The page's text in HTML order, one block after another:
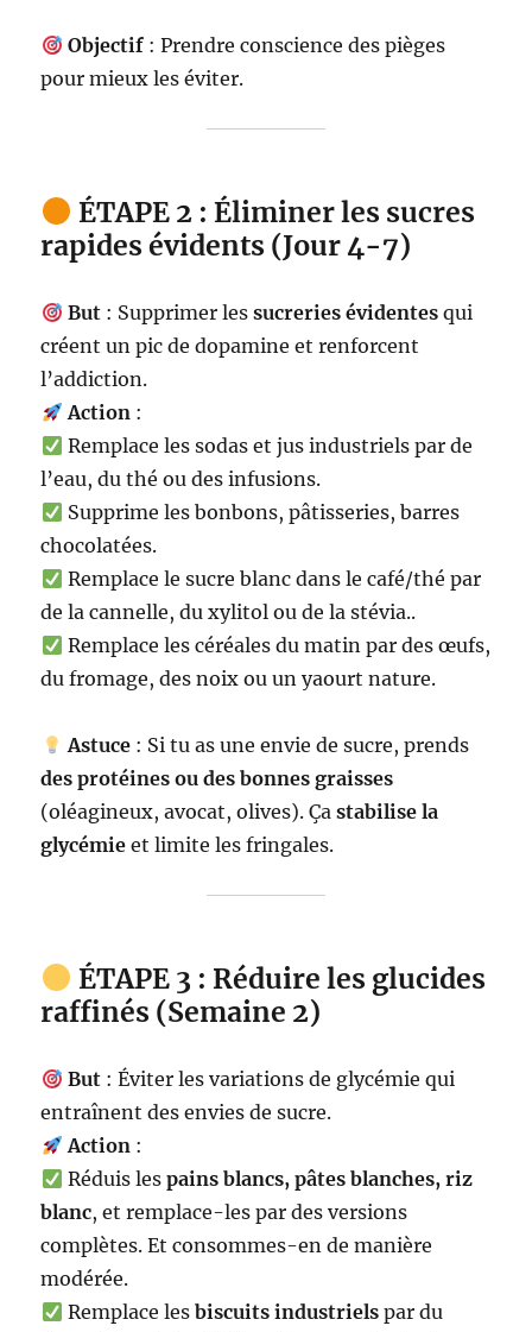
Objectif: Prendre conscience des pièges
pour mieux les éviter.
ÉTAPE 2 : Éliminer les sucres
rapides évidents (Jour 4-7)
But: Supprimer les sucreries évidentesqui
créent un pic de dopamine et renforcent
l’addiction.
Action:
Remplace les sodas et jus industriels par de
l’eau, du thé ou des infusions.
Supprime les bonbons, pâtisseries, barres
chocolatées.
Remplace le sucre blanc dans le café/thé par
de la cannelle, du xylitol ou de la stévia..
Remplace les céréales du matin par des œufs,
du fromage, des noix ou un yaourt nature.
Astuce: Si tu as une envie de sucre, prends
des protéines ou des bonnes graisses
(oléagineux, avocat, olives). Çastabilise la
glycémie et limite les fringales.
ÉTAPE 3 : Réduire les glucides
raffinés (Semaine 2)
But: Éviter les variations de glycémie qui
entraînent des envies de sucre.
Action:
Réduis les pains blancs, pâtes blanches, riz
blanc, et remplace-les par des versions
complètes. Et consommes-en de manière
modérée.
Remplace les biscuits industrielspar du